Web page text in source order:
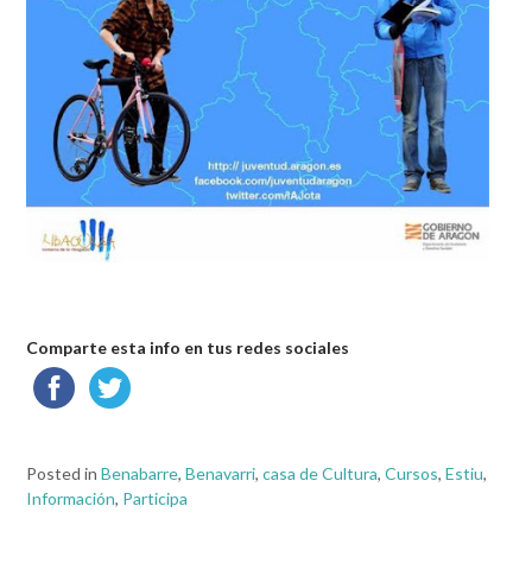
Comparte esta info en tus redes sociales
Posted in Benabarre, Benavarri, casa de Cultura, Cursos, Estiu,
Información, Participa